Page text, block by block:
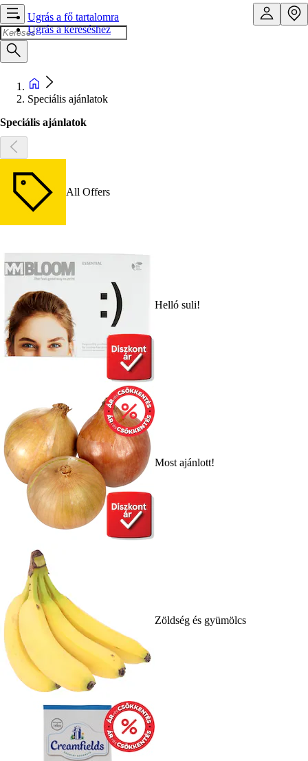
Ugrás a fő tartalomra
Ugrás a kereséshez
Speciális ajánlatok
Speciális ajánlatok
All Offers
Helló suli!
Most ajánlott!
Zöldség és gyümölcs